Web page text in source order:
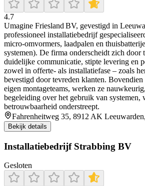
4.7
Umagine Friesland BV, gevestigd in
professioneel installatiebedrijf
micro‑omvormers, laadpalen en
systemen). De firma onderscheidt zich door
duidelijke communicatie, stipte levering en
zowel in offerte- als installatiefase – zoals
bevestigd door tevreden klanten.
eigen montageteams, werken ze
begeleiding over het gebruik van systemen,
betrouwbaarheid onderstreept.
Fahrenheitweg 35, 8912 AK
Bekijk details
Installatiebedrijf Strabbing BV
Gesloten